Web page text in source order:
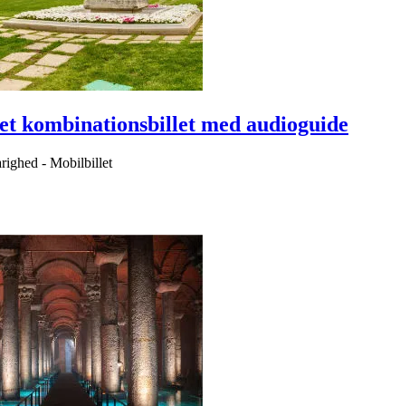
kombinationsbillet med audioguide
- Mobilbillet